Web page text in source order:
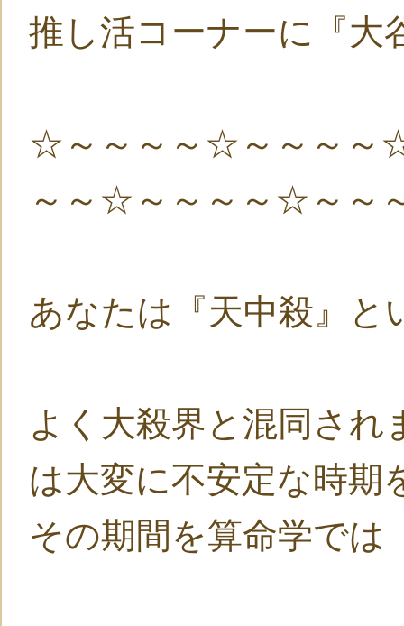
推し活コーナーに『大
☆～～～～☆～～～～
～～☆～～～～☆～～
あなたは『天中殺』と
よく大殺界と混同され
は大変に不安定な時期
その期間を算命学では